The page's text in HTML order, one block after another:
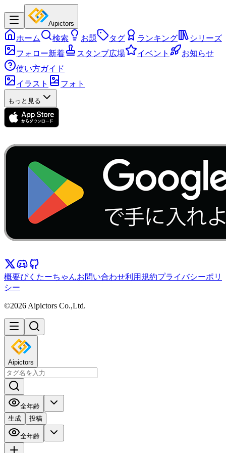
Aipictors
ホーム 検索 お題 タグ ランキング
シリーズ
フォロー新着
スタンプ広場 イベント
お知らせ
使い方ガイド
イラスト
フォト
もっと見る
概要ぴくたーちゃんお問い合わせ利用規約プライバシーポリ
シー
©2026 Aipictors Co.,Ltd.
Aipictors
全年齢
生成
投稿
全年齢